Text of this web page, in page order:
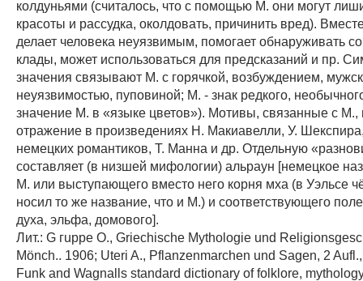
колдуньями (считалось, что с помощью M. они могут
красоты и рассудка, околдовать, причинить вред).
делает человека неуязвимым, помогает обнаруживать
клады, может использоваться для предсказаний и пр.
значения связывают М. с горячкой, возбуждением,
неуязвимостью, пуповиной; М. - знак редкого,
значение М. в «языке цветов»). Мотивы, связанные с М.,
отражение в произведениях Н. Макиавелли, У.
немецких романтиков, Т. Манна и др. Отдельную
составляет (в низшей мифологии) альраун [немецкое
М. или выступающего вместо него корня мха (в Уэльсе
носил то же название, что и М.) и соответствующего
духа, эльфа, домового].
Лит.: G гupре О., Griechische Mythologie und
Mönch.. 1906; Uteri A., Pflanzenmarchen und Sagen, 2
Funk and Wagnalls standard dictionary of folklore,